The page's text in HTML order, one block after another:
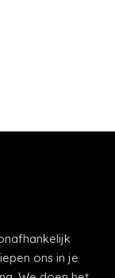
ons in je